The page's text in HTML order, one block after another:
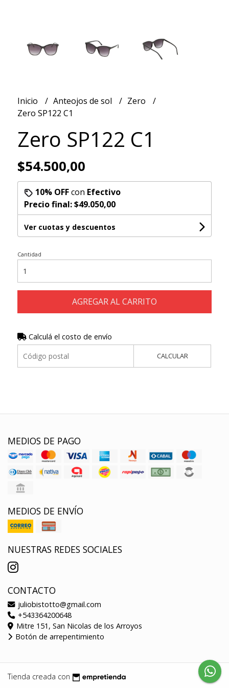
Inicio Anteojos de sol
Zero
Zero SP122 C1
Zero SP122 C1
$54.500,00
10% OFFcon Efectivo
Precio final:$49.050,00
Ver cuotas y descuentos
Cantidad
AGREGAR AL CARRITO
Calculá el costo de envío
CALCULAR
MEDIOS DE PAGO
MEDIOS DE ENVÍO
NUESTRAS REDES SOCIALES
CONTACTO
juliobistotto@gmail.com
+543364200648
Mitre 151, San Nicolas de los Arroyos
Botón de arrepentimiento
Tienda creada con